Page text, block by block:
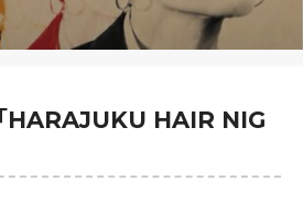
HARAJUKU HAIR NIG